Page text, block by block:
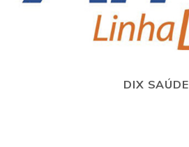
DIX SAÚDE